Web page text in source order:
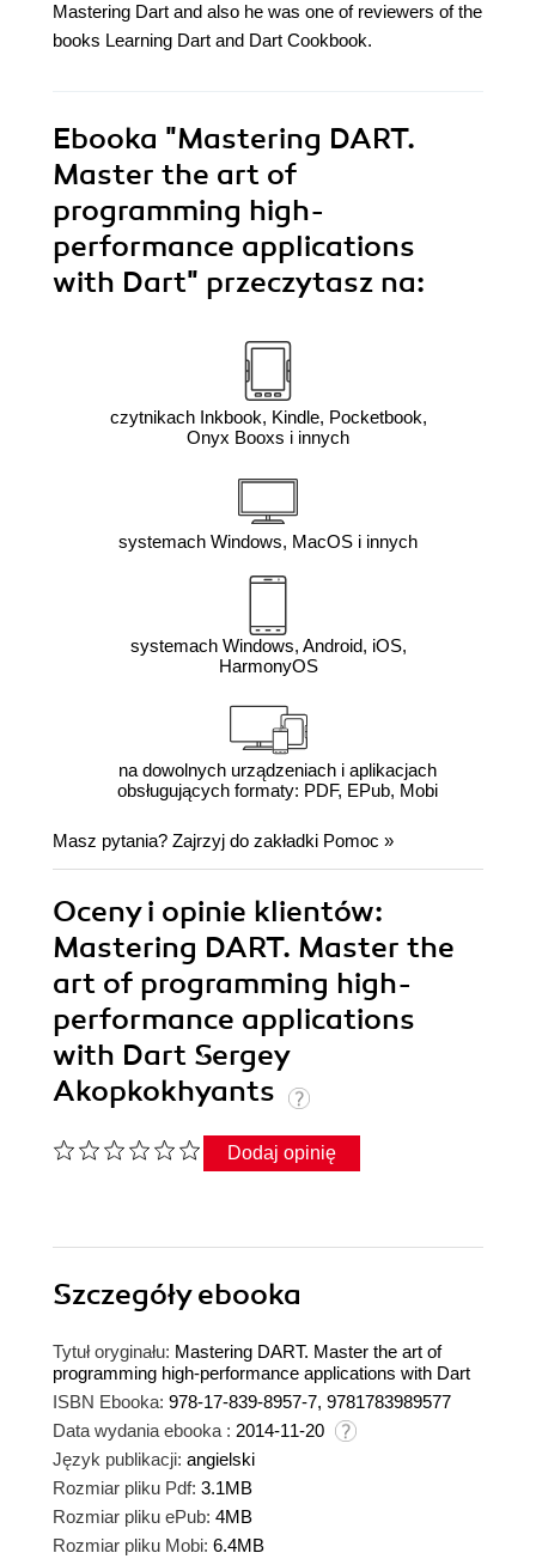
Mastering Dart and also he was one of reviewers of the
books Learning Dart and Dart Cookbook.
Ebooka "Mastering DART.
Master the art of
programming high-
performance applications
with Dart" przeczytasz na:
czytnikach Inkbook, Kindle, Pocketbook,
Onyx Booxs i innych
systemach Windows, MacOS i innych
systemach Windows, Android, iOS,
HarmonyOS
na dowolnych urządzeniach i aplikacjach
obsługujących formaty: PDF, EPub, Mobi
Masz pytania? Zajrzyj do zakładki Pomoc »
Oceny i opinie klientów:
Mastering DART. Master the
art of programming high-
performance applications
with Dart Sergey
Akopkokhyants
Dodaj opinię
Szczegółyebooka
Tytuł oryginału: Mastering DART. Master the art of
programming high-performance applications with Dart
ISBN Ebooka: 978-17-839-8957-7, 9781783989577
Data wydania ebooka : 2014-11-20
Język publikacji: angielski
Rozmiar pliku Pdf: 3.1MB
Rozmiar pliku ePub: 4MB
Rozmiar pliku Mobi: 6.4MB